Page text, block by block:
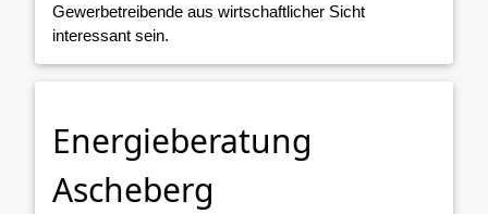
Gewerbetreibende aus wirtschaftlicher Sicht
interessant sein.
Energieberatung
Ascheberg